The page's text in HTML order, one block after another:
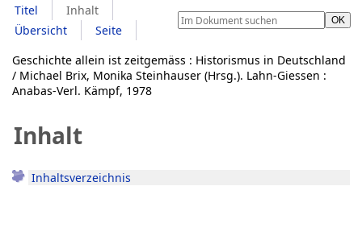
Titel
Inhalt
Übersicht
Seite
Geschichte allein ist zeitgemäss : Historismus in Deutschland
/ Michael Brix, Monika Steinhauser (Hrsg.). Lahn-Giessen :
Anabas-Verl. Kämpf, 1978
Inhalt
Inhaltsverzeichnis